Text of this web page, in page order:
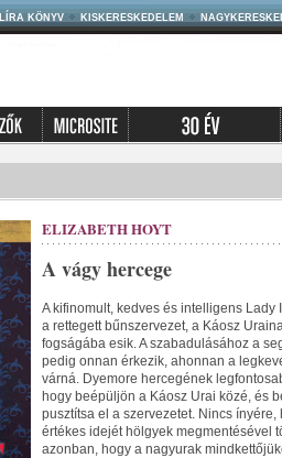
LÍRA KÖNYV KISKERESKEDELEM
ELIZABETH HOYT
A vágy hercege
A kifinomult, kedves és intelligens Lady
a rettegett bűnszervezet, a Káosz
fogságába esik. A szabadulásához a
pedig onnan érkezik, ahonnan a
várná. Dyemore hercegének
hogy beépüljön a Káosz Urai közé, és
pusztítsa el a szervezetet. Nincs ínyére,
értékes idejét hölgyek megmentésével
azonban, hogy a nagyurak